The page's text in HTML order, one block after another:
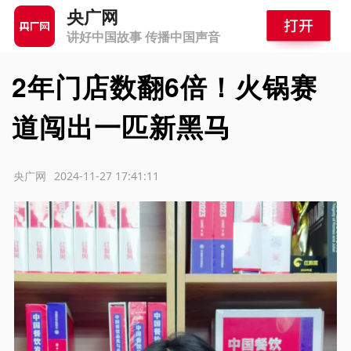
央广网
讲好中国故事 传播中国声音
2年门店数翻6倍！火锅赛
道闯出一匹新黑马
2024-11-27 17:41:11
央广网